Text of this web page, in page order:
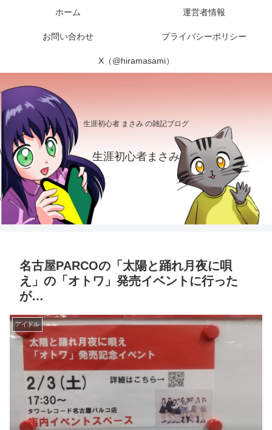
生涯初心者 まさみ の雑記ブログ
生涯初心者まさみ
ホーム 運営者情報
お問い合わせ プライバシーポリシー
X（@hiramasami）
名古屋PARCOの「太陽と踊れ月夜に唄
え」の「オトワ」発売イベントに行った
が…
アイドル